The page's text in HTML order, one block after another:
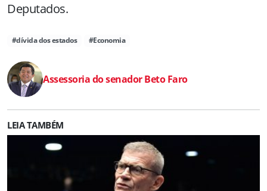
Deputados.
#dívida dos estados #Economia
Assessoria do senador Beto Faro
LEIA TAMBÉM